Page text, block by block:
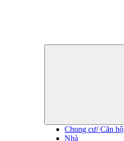
Chung cư/ Căn hộ
Nhà